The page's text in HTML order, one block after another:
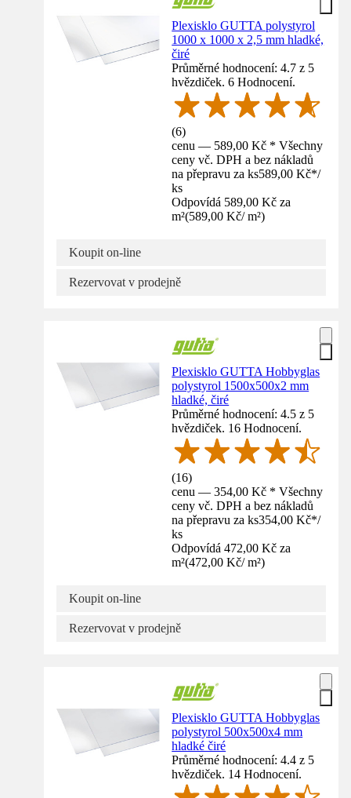
Plexisklo GUTTA polystyrol
1000 x 1000 x 2,5 mm hladké,
čiré
Průměrné hodnocení: 4.7 z 5
hvězdiček. 6 Hodnocení.
(6)
cenu — 589,00 Kč * Všechny
ceny vč. DPH a bez nákladů
na přepravu za ks589,00 Kč*/
ks
Odpovídá 589,00 Kč za
m²(589,00 Kč/ m²)
Koupit on-line
Rezervovat v prodejně
Plexisklo GUTTA Hobbyglas
polystyrol 1500x500x2 mm
hladké, čiré
Průměrné hodnocení: 4.5 z 5
hvězdiček. 16 Hodnocení.
(16)
cenu — 354,00 Kč * Všechny
ceny vč. DPH a bez nákladů
na přepravu za ks354,00 Kč*/
ks
Odpovídá 472,00 Kč za
m²(472,00 Kč/ m²)
Koupit on-line
Rezervovat v prodejně
Plexisklo GUTTA Hobbyglas
polystyrol 500x500x4 mm
hladké čiré
Průměrné hodnocení: 4.4 z 5
hvězdiček. 14 Hodnocení.